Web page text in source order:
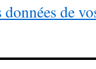
de